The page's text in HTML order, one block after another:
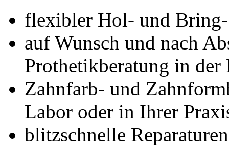
flexibler Hol- und
auf Wunsch und nach
Prothetikberatung in der
Zahnfarb- und
Labor oder in Ihrer
blitzschnelle Reparaturen